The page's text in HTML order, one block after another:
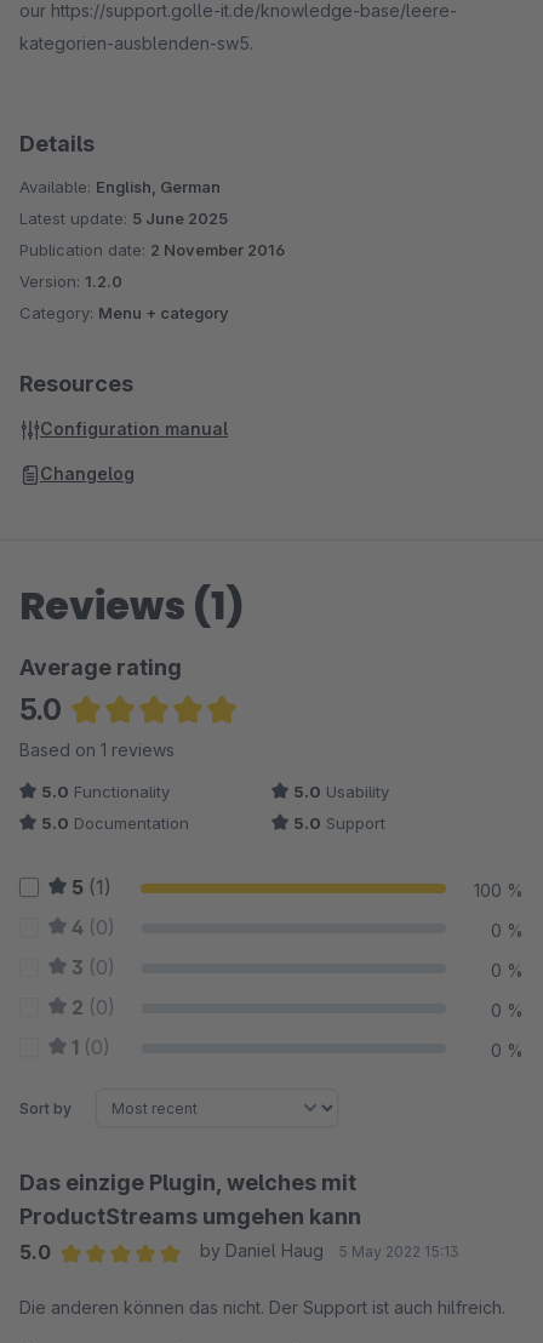
our https://support.golle-it.de/knowledge-base/leere-
kategorien-ausblenden-sw5.
Details
Available: English, German
Latest update: 5 June 2025
Publication date: 2 November 2016
Version: 1.2.0
Category: Menu + category
Resources
Configuration manual
Changelog
Reviews (1)
Average rating
5.0
Average rating of 5 out of 5 stars
Based on 1 reviews
5.0 Functionality 5.0 Usability
5.0 Documentation 5.0 Support
5 (1) 100 %
4 (0) 0 %
3 (0) 0 %
2 (0) 0 %
1 (0) 0 %
Sort by
Das einzige Plugin, welches mit
ProductStreams umgehen kann
5.0
by Daniel Haug 5 May 2022 15:13
Die anderen können das nicht. Der Support ist auch hilfreich.